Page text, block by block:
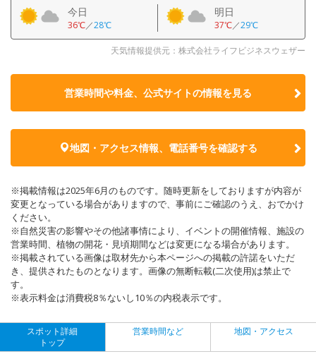
今日
36℃／28℃
明日
37℃／29℃
天気情報提供元：株式会社ライフビジネスウェザー
営業時間や料金、公式サイトの情報を見る
地図・アクセス情報、電話番号を確認する
※掲載情報は2025年6月のものです。随時更新をしておりますが内容が
変更となっている場合がありますので、事前にご確認のうえ、おでかけ
ください。
※自然災害の影響やその他諸事情により、イベントの開催情報、施設の
営業時間、植物の開花・見頃期間などは変更になる場合があります。
※掲載されている画像は取材先から本ページへの掲載の許諾をいただ
き、提供されたものとなります。画像の無断転載(二次使用)は禁止で
す。
※表示料金は消費税8％ないし10％の内税表示です。
スポット詳細
トップ
営業時間など 地図・アクセス